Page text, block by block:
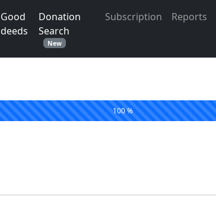
Good
deeds
Donation
Search
New
Subscription Reports
100 %